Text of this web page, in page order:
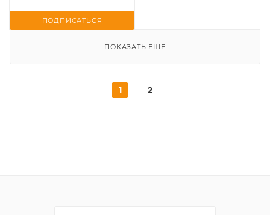
ПОДПИСАТЬСЯ
ПОКАЗАТЬ ЕЩЕ
1 2